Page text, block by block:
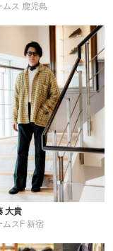
ムス 鹿児島
大貴
ムスF 新宿